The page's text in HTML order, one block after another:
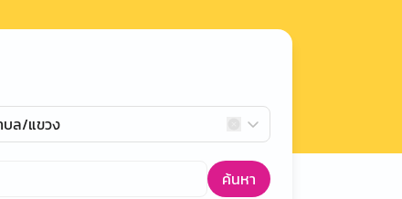
บล/แขวง
ค้นหา